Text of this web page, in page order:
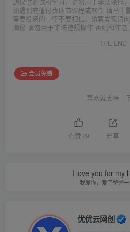
如遇到充值付费环节课程或软件 请马上
需要投资的一律不要相信，访客发现请
揭秘 请勿用于非法违规操作 否则和作者
THE END
会员免费
喜欢就支持一
点赞 29 分享
I love you for my
我爱你，爱了整整
优优云网创